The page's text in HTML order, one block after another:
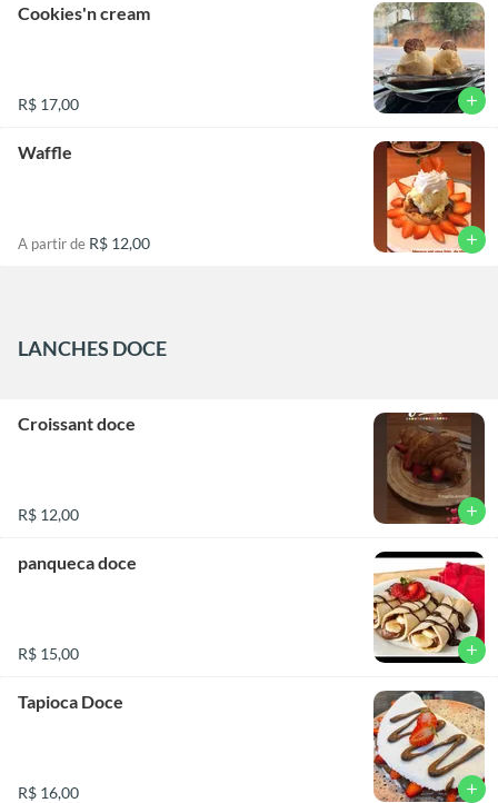
Cookies'n cream
R$ 17,00 add
Waffle
A partir de R$ 12,00 add
LANCHES DOCE
Croissant doce
R$ 12,00 add
panqueca doce
R$ 15,00 add
Tapioca Doce
R$ 16,00 add